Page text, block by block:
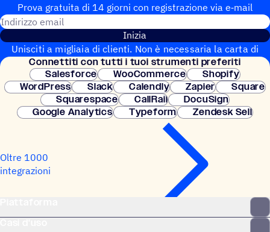
Prova gratuita di 14 giorni con regi­stra­zione via e‑mail
Inizia
Unisciti a migliaia di clienti. Non è necessaria la carta di
credito. Configurazione istantanea.
Connet­titi con tutti i tuoi strumenti preferiti
Salesforce
WooCommerce
Shopify
WordPress
Slack Calendly Zapier
Square
Squarespace
CallRail
DocuSign
Google Analytics
Typeform Zendesk Sell
Oltre 1000
integrazioni